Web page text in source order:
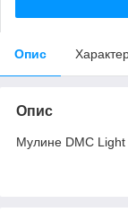
Опис
Опис
Мулине DMC